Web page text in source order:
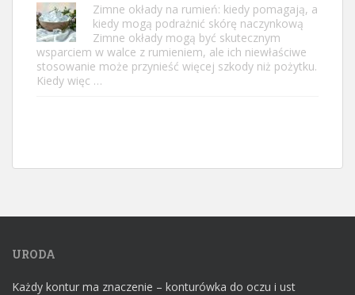
Zimne okłady na rumień: kiedy pomagają, a
kiedy mogą podrażnić skórę naczynkową
Zimne okłady mogą być skutecznym
wsparciem w walce z rumieniem, ale ich niewłaściwe
stosowanie może przynieść więcej szkody niż pożytku.
Kiedy więc …
URODA
Każdy kontur ma znaczenie – konturówka do oczu i ust